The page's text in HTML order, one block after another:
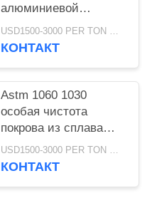
алюминиевой
морской почищенный
щеткой рангом
USD1500-3000 PER TON MOQ:1ТОН
КОНТАКТ
Astm 1060 1030
особая чистота
покрова из сплава
100mm H24 O-H112
алюминиевая толстая
USD1500-3000 PER TON MOQ:1Ton
КОНТАКТ